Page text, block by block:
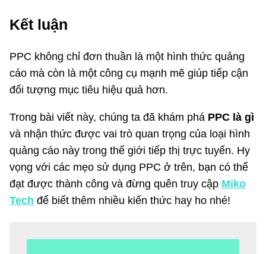
Kết luận
PPC không chỉ đơn thuần là một hình thức quảng
cáo mà còn là một công cụ mạnh mẽ giúp tiếp cận
đối tượng mục tiêu hiệu quả hơn.
Trong bài viết này, chúng ta đã khám phá PPC là gì
và nhận thức được vai trò quan trọng của loại hình
quảng cáo này trong thế giới tiếp thị trực tuyến. Hy
vọng với các mẹo sử dụng PPC ở trên, bạn có thể
đạt được thành công và đừng quên truy cập Miko
Tech để biết thêm nhiều kiến thức hay ho nhé!